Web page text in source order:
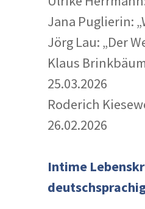
Jana Puglierin:
Jörg Lau: „Der
Klaus
25.03.2026
Roderich
26.02.2026
Intime